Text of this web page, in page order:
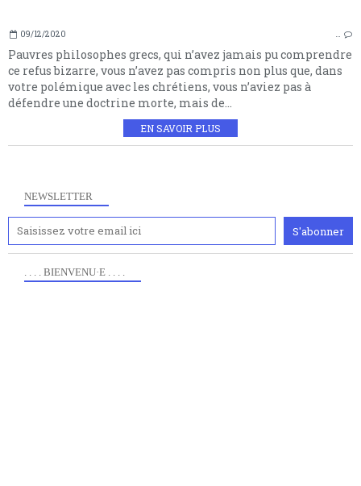
09/12/2020 …
Pauvres philosophes grecs, qui n’avez jamais pu comprendre
ce refus bizarre, vous n’avez pas compris non plus que, dans
votre polémique avec les chrétiens, vous n’aviez pas à
défendre une doctrine morte, mais de...
EN SAVOIR PLUS
NEWSLETTER
. . . . BIENVENU·E . . . .